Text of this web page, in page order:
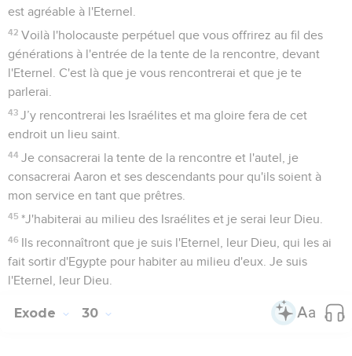
est agréable à l'Eternel.
42 Voilà l'holocauste perpétuel que vous offrirez au fil des
générations à l'entrée de la tente de la rencontre, devant
l'Eternel. C'est là que je vous rencontrerai et que je te
parlerai.
43 J’y rencontrerai les Israélites et ma gloire fera de cet
endroit un lieu saint.
44 Je consacrerai la tente de la rencontre et l'autel, je
consacrerai Aaron et ses descendants pour qu'ils soient à
mon service en tant que prêtres.
45 *J'habiterai au milieu des Israélites et je serai leur Dieu.
46 Ils reconnaîtront que je suis l'Eternel, leur Dieu, qui les ai
fait sortir d'Egypte pour habiter au milieu d'eux. Je suis
l'Eternel, leur Dieu.
Exode 30